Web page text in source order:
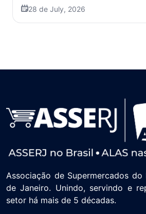
28 de July, 2026
Associação de Supermercados
de Janeiro. Unindo, servindo e
setor há mais de 5 décadas.